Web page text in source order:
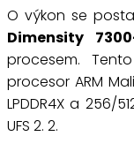
O výkon se
Dimensity
procesem.
procesor ARM
LPDDR4X a 256/
UFS 2. 2.